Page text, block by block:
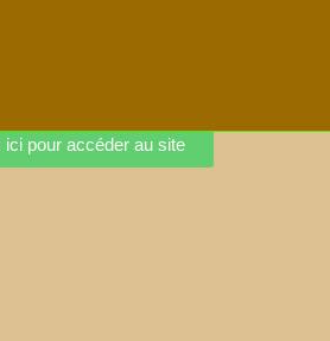
ici pour accéder au site